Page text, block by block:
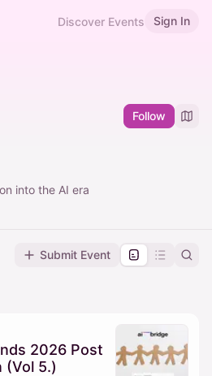
Discover Events Sign In
Follow
into the AI era
Submit Event
schedule once approved
2026 Post
(Vol 5.)